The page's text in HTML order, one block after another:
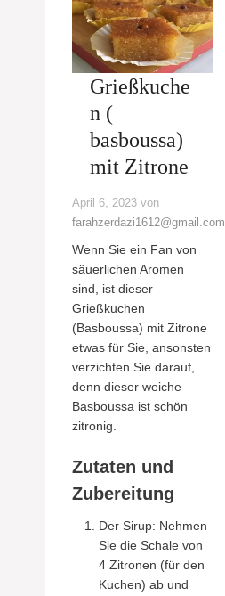
Grießkuche
n (
basboussa)
mit Zitrone
April 6, 2023 von
farahzerdazi1612@gmail.com
Wenn Sie ein Fan von
säuerlichen Aromen
sind, ist dieser
Grießkuchen
(Basboussa) mit Zitrone
etwas für Sie, ansonsten
verzichten Sie darauf,
denn dieser weiche
Basboussa ist schön
zitronig.
Zutaten und
Zubereitung
Der Sirup: Nehmen
Sie die Schale von
4 Zitronen (für den
Kuchen) ab und